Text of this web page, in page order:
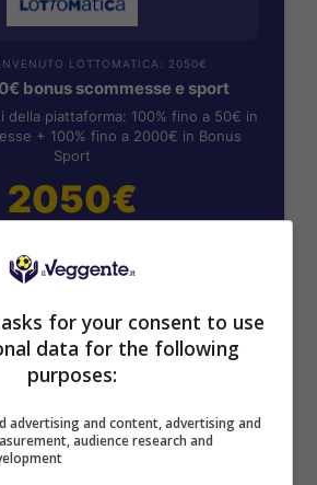
LOTTOMATICA: 2050€
bonus scommesse e sport
della piattaforma: 100% fino a 50€ in
+ 100% fino a 2000€ in Bonus
Sport
2050€
Mostra Informazioni
SNAI
Sport: fino a 1.000€
for your consent to use
data for the following
purposes:
advertising and content, advertising and
audience research and